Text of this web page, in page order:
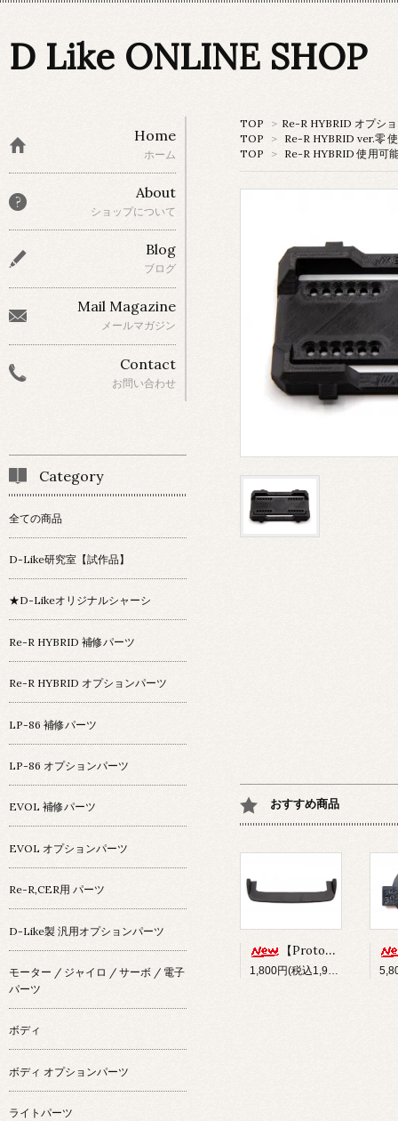
D Like ONLINE SHOP
TOP > Re-R HYBRID オプシ
TOP
> Re-R HYBRID ver.零
TOP
> Re-R HYBRID 使用可
おすすめ商品
【Prototype34】フロントディフューザー
1,800円(税込1,980円)
Home
ホーム
About
ショップについて
Blog
ブログ
Mail Magazine
メールマガジン
Contact
お問い合わせ
Category
全ての商品
D-Like研究室【試作品】
★D-Likeオリジナルシャーシ
Re-R HYBRID 補修パーツ
Re-R HYBRID オプションパーツ
LP-86 補修パーツ
LP-86 オプションパーツ
EVOL 補修パーツ
EVOL オプションパーツ
Re-R,CER用 パーツ
D-Like製 汎用オプションパーツ
モーター / ジャイロ / サーボ / 電子
パーツ
ボディ
ボディ オプションパーツ
ライトパーツ